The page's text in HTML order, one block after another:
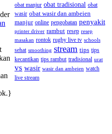
obat manjur obat tradisional obat
wasir obat wasir dan ambeien
manjur online pengobatan penyakit
printer driver rambut resep resep
masakan rontok rugby live tv schools
sehat smoothing stream tips tips
kecantikan tips rambut tradisional urat
vs wasir wasir dan ambeien watch
live stream